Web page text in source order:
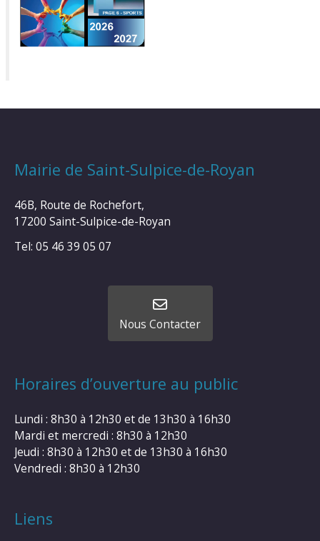
Mairie de Saint-Sulpice-de-Royan
46B, Route de Rochefort,
17200 Saint-Sulpice-de-Royan
Tel: 05 46 39 05 07
Nous Contacter
Horaires d’ouverture au public
Lundi : 8h30 à 12h30 et de 13h30 à 16h30
Mardi et mercredi : 8h30 à 12h30
Jeudi : 8h30 à 12h30 et de 13h30 à 16h30
Vendredi : 8h30 à 12h30
Liens